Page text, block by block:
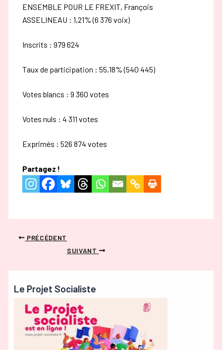
ENSEMBLE POUR LE FREXIT, François
ASSELINEAU : 1,21% (6 376 voix)
Inscrits : 979 624
Taux de participation : 55,18% (540 445)
Votes blancs : 9 360 votes
Votes nuls : 4 311 votes
Exprimés : 526 874 votes
Partagez !
PRÉCÉDENT
SUIVANT
Le Projet Socialiste